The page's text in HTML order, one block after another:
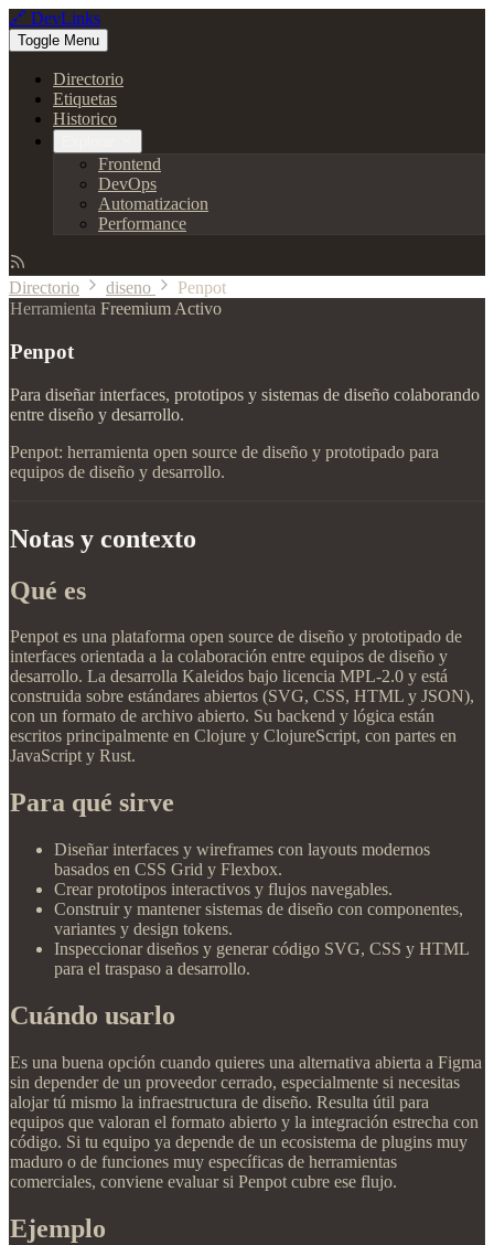
🔗 DevLinks
Toggle Menu
Directorio
Etiquetas
Historico
Frontend
DevOps
Automatizacion
Performance
Directorio diseno
Penpot
Herramienta Freemium Activo
Penpot
Para diseñar interfaces, prototipos y sistemas de diseño colaborando
entre diseño y desarrollo.
Penpot: herramienta open source de diseño y prototipado para
equipos de diseño y desarrollo.
Notas y contexto
Qué es
Penpot es una plataforma open source de diseño y prototipado de
interfaces orientada a la colaboración entre equipos de diseño y
desarrollo. La desarrolla Kaleidos bajo licencia MPL-2.0 y está
construida sobre estándares abiertos (SVG, CSS, HTML y JSON),
con un formato de archivo abierto. Su backend y lógica están
escritos principalmente en Clojure y ClojureScript, con partes en
JavaScript y Rust.
Para qué sirve
Diseñar interfaces y wireframes con layouts modernos
basados en CSS Grid y Flexbox.
Crear prototipos interactivos y flujos navegables.
Construir y mantener sistemas de diseño con componentes,
variantes y design tokens.
Inspeccionar diseños y generar código SVG, CSS y HTML
para el traspaso a desarrollo.
Cuándo usarlo
Es una buena opción cuando quieres una alternativa abierta a Figma
sin depender de un proveedor cerrado, especialmente si necesitas
alojar tú mismo la infraestructura de diseño. Resulta útil para
equipos que valoran el formato abierto y la integración estrecha con
código. Si tu equipo ya depende de un ecosistema de plugins muy
maduro o de funciones muy específicas de herramientas
comerciales, conviene evaluar si Penpot cubre ese flujo.
Ejemplo